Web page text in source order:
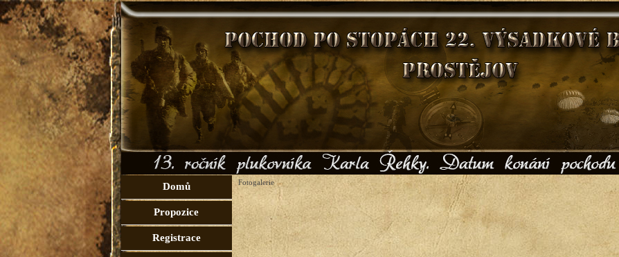
Domů
Propozice
Registrace
Fotogalerie